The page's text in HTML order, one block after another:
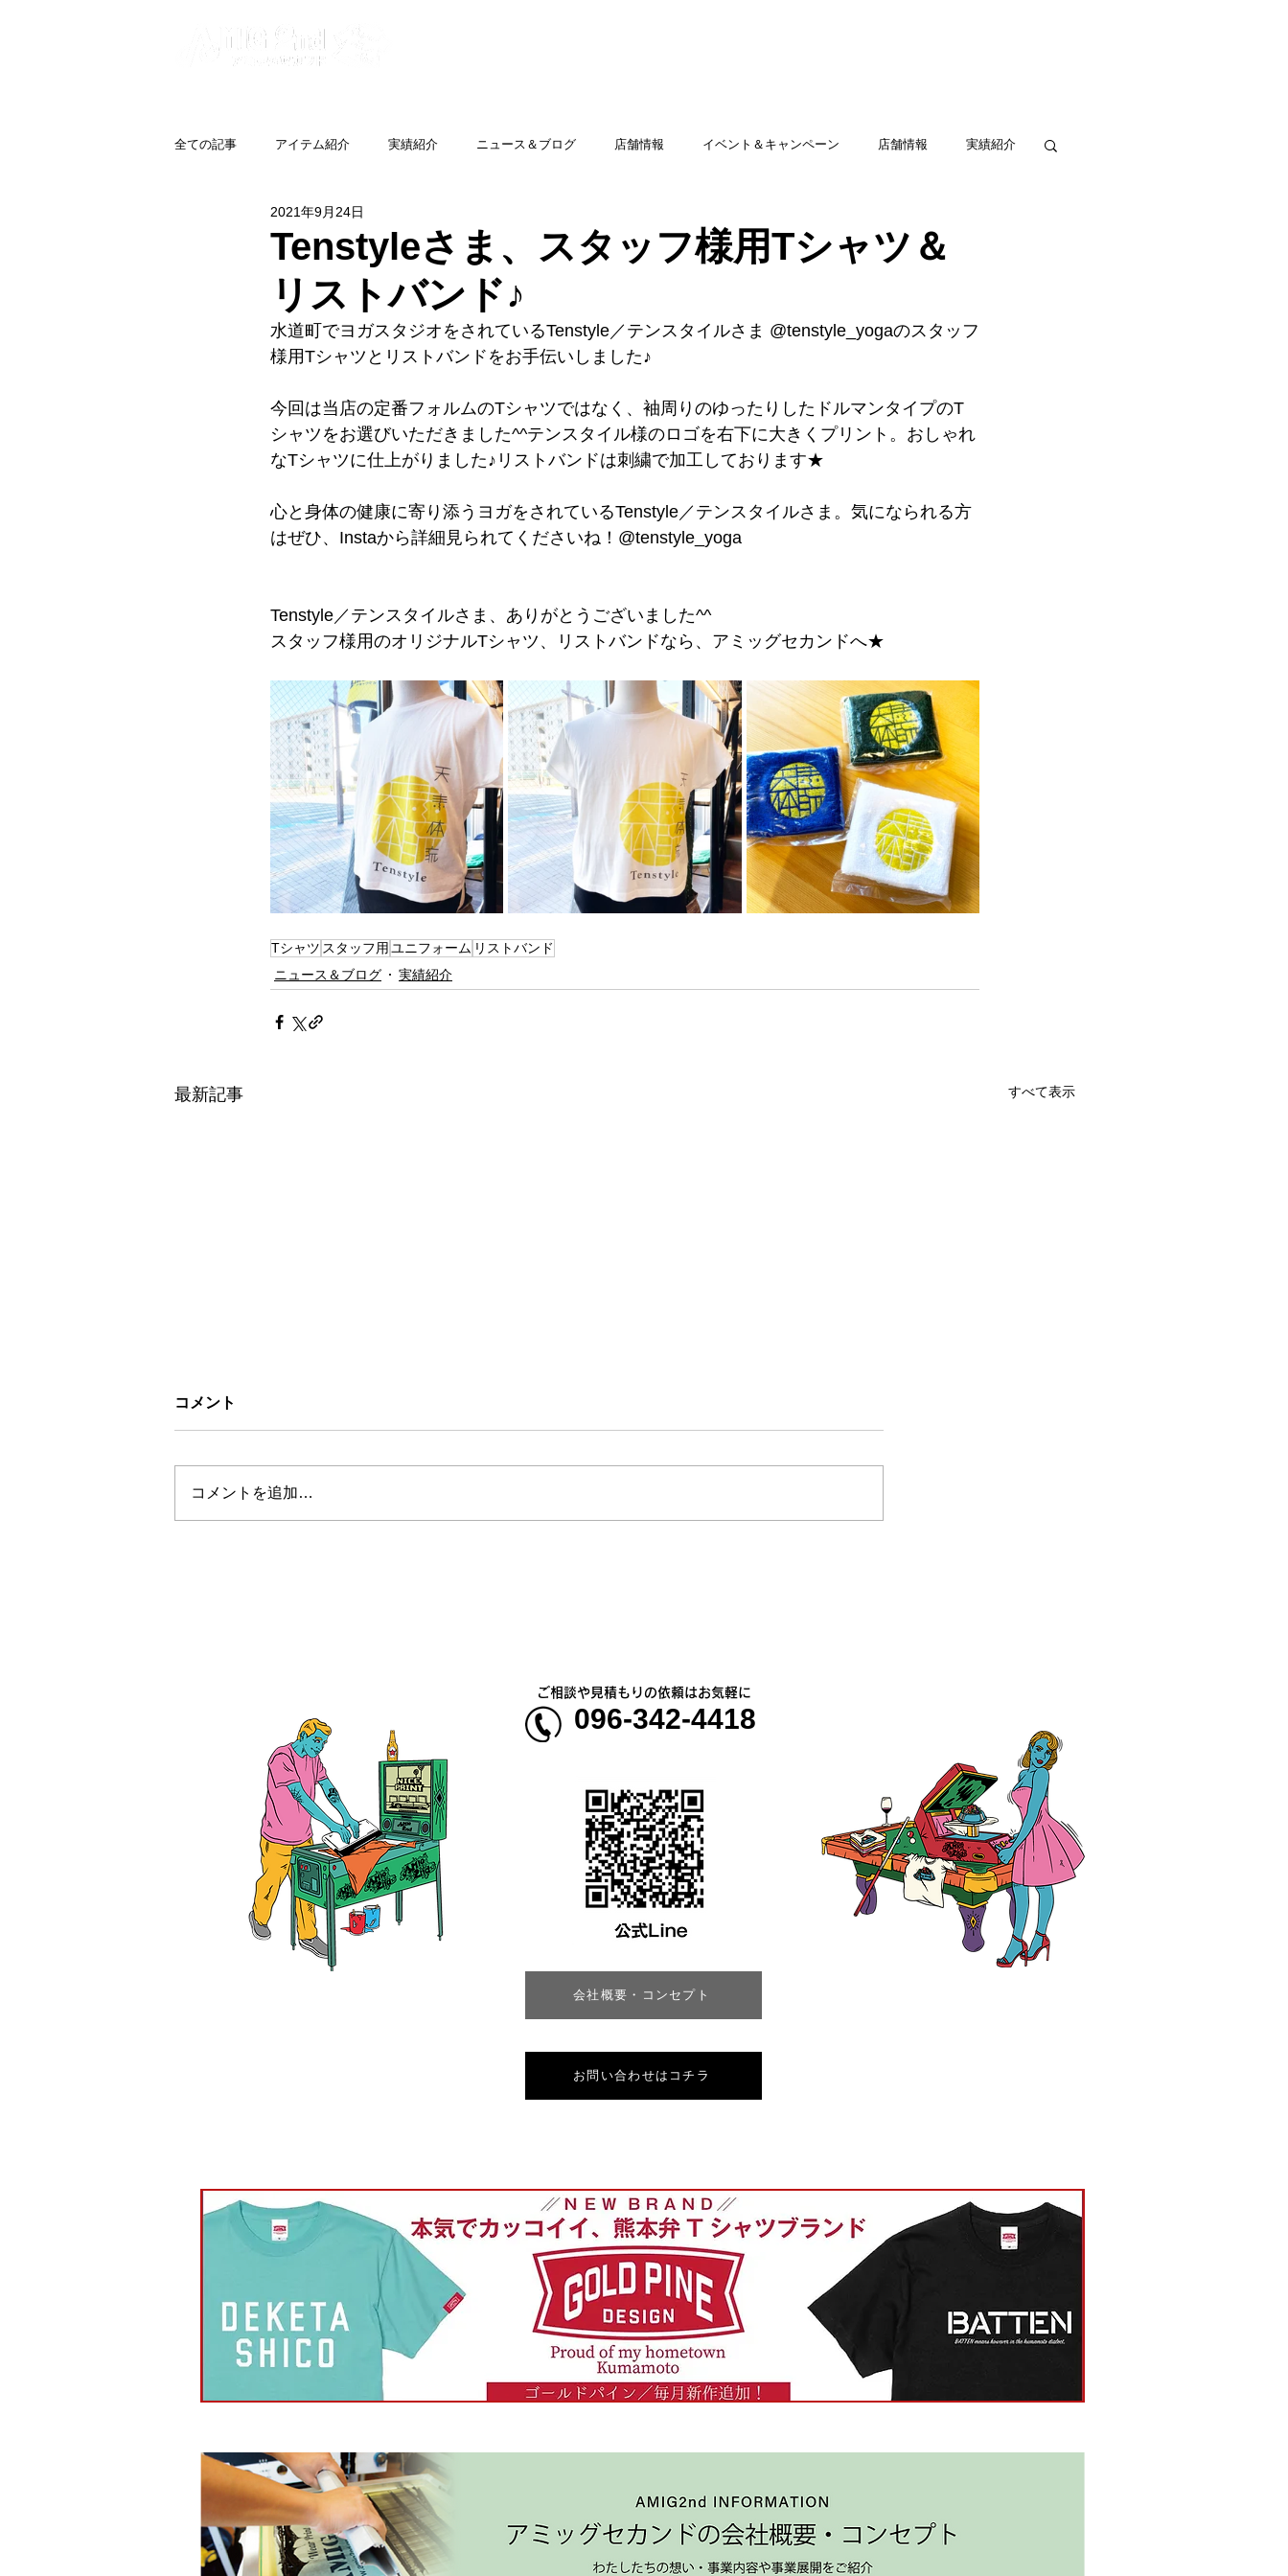
全ての記事 アイテム紹介 実績紹介 ニュース＆ブログ 店舗情報 イベント＆キャンペーン 店舗情報 実績紹介
Tenstyleさま、スタッフ様用Tシャツ＆
リストバンド♪
2021年9月24日
水道町でヨガスタジオをされているTenstyle／テンスタイルさま @tenstyle_yogaのスタッフ
様用Tシャツとリストバンドをお手伝いしました♪
今回は当店の定番フォルムのTシャツではなく、袖周りのゆったりしたドルマンタイプのT
シャツをお選びいただきました^^テンスタイル様のロゴを右下に大きくプリント。おしゃれ
なTシャツに仕上がりました♪リストバンドは刺繍で加工しております★
心と身体の健康に寄り添うヨガをされているTenstyle／テンスタイルさま。気になられる方
はぜひ、Instaから詳細見られてくださいね！@tenstyle_yoga
Tenstyle／テンスタイルさま、ありがとうございました^^
スタッフ様用のオリジナルTシャツ、リストバンドなら、アミッグセカンドへ★
Tシャツ スタッフ用 ユニフォーム リストバンド
ニュース＆ブログ
実績紹介
最新記事 すべて表示
お盆休みについて
コメント
コメントを追加…
会社概要・コンセプト
ご相談や見積もりの依頼はお気軽に
096-342-4418
お問い合わせはコチラ